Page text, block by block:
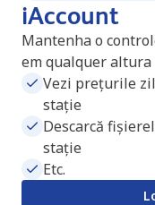
iAccount
Mantenha o
em qualquer altura
Vezi prețurile
stație
Descarcă
stație
Etc.